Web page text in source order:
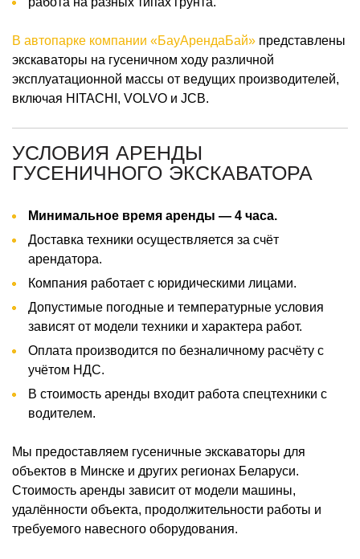
В автопарке компании «БауАрендаБай» представлены
экскаваторы на гусеничном ходу различной
эксплуатационной массы от ведущих производителей,
включая HITACHI, VOLVO и JCB.
УСЛОВИЯ АРЕНДЫ
ГУСЕНИЧНОГО ЭКСКАВАТОРА
Минимальное время аренды — 4 часа.
Доставка техники осуществляется за счёт
арендатора.
Компания работает с юридическими лицами.
Допустимые погодные и температурные условия
зависят от модели техники и характера работ.
Оплата производится по безналичному расчёту с
учётом НДС.
В стоимость аренды входит работа спецтехники с
водителем.
Мы предоставляем гусеничные экскаваторы для
объектов в Минске и других регионах Беларуси.
Стоимость аренды зависит от модели машины,
удалённости объекта, продолжительности работы и
требуемого навесного оборудования.